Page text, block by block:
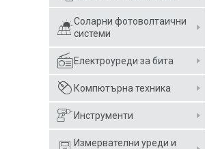
Соларни фотоволтаични
системи
Електроуреди за бита
Компютърна техника
Инструменти
Измервателни уреди и